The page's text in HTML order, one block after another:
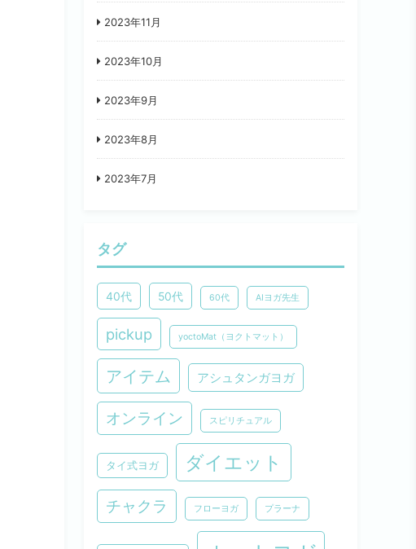
2023年11月
2023年10月
2023年9月
2023年8月
2023年7月
タグ
40代 50代 60代 AIヨガ先生
pickup yoctoMat（ヨクトマット）
アイテム アシュタンガヨガ
オンライン スピリチュアル
タイ式ヨガ ダイエット
チャクラ フローヨガ プラーナ